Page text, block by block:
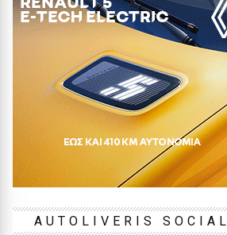
AUTOLIVERIS SOCIAL